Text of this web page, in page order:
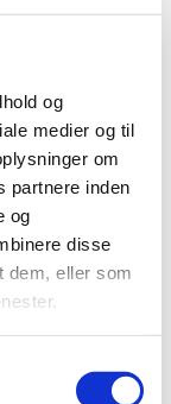
og
medier og til
om
partnere inden
og
disse
dem, eller som
sansefysiologi,
Langt til